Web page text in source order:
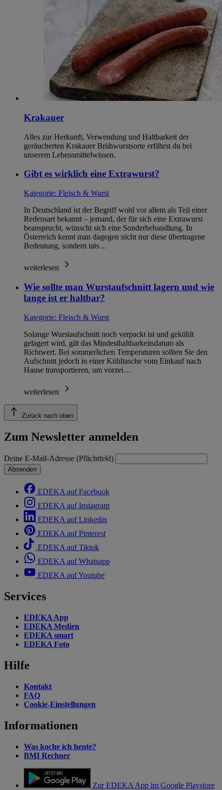
Krakauer
Alles zur Herkunft, Verwendung und Haltbarkeit der
geräucherten Krakauer Brühwurstsorte erfährst du bei
unserem Lebensmittelwissen.
Gibt es wirklich eine Extrawurst?
Kategorie: Fleisch & Wurst
In Deutschland ist der Begriff wohl vor allem als Teil einer
Redensart bekannt – jemand, der für sich eine Extrawurst
beansprucht, wünscht sich eine Sonderbehandlung. In
Österreich kennt man dagegen nicht nur diese übertragene
Bedeutung, sondern tats…
weiterlesen
Wie sollte man Wurstaufschnitt lagern und wie
lange ist er haltbar?
Kategorie: Fleisch & Wurst
Solange Wurstaufschnitt noch verpackt ist und gekühlt
gelagert wird, gilt das Mindesthaltbarkeitsdatum als
Richtwert. Bei sommerlichen Temperaturen sollten Sie den
Aufschnitt jedoch in einer Kühltasche vom Einkauf nach
Hause transportieren, um vorzei…
weiterlesen
Zurück nach oben
Zum Newsletter anmelden
Deine E-Mail-Adresse (Pflichtfeld)
Absenden
EDEKA auf Facebook
EDEKA auf Instagram
EDEKA auf Linkedin
EDEKA auf Pinterest
EDEKA auf Tiktok
EDEKA auf Whatsapp
EDEKA auf Youtube
Services
EDEKA App
EDEKA Medien
EDEKA smart
EDEKA Foto
Hilfe
Kontakt
FAQ
Cookie-Einstellungen
Informationen
Was koche ich heute?
BMI Rechner
Zur EDEKA App im Google Playstore